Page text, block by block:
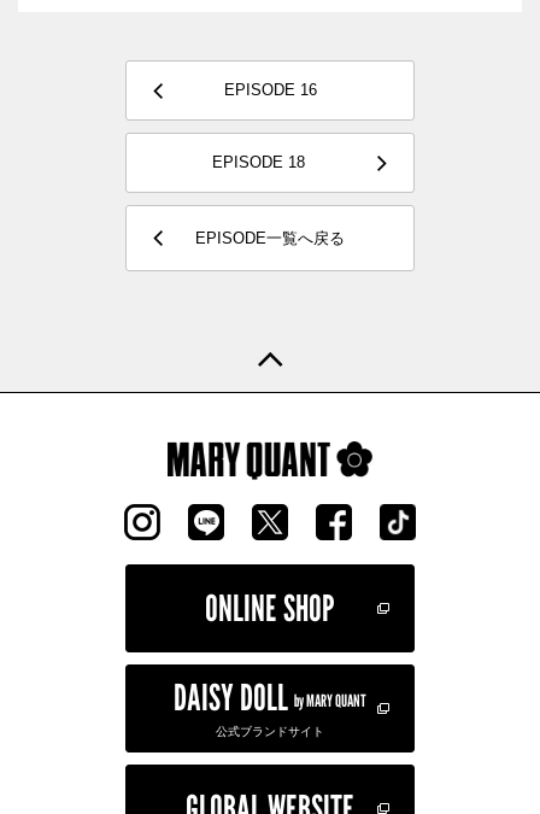
EPISODE 16
EPISODE 18
EPISODE一覧へ戻る
ONLINE SHOP
DAISY DOLL by MARY QUANT
公式ブランドサイト